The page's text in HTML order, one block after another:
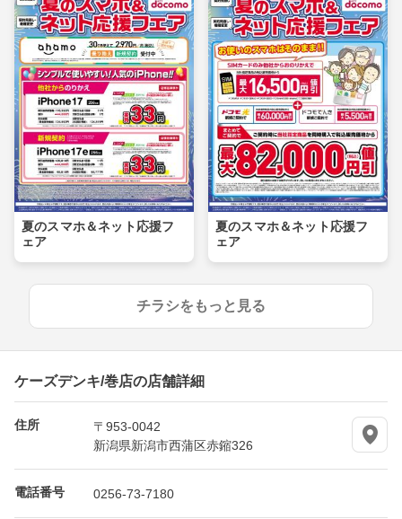
夏のスマホ＆ネット応援フ
ェア
夏のスマホ＆ネット応援フ
ェア
チラシをもっと見る
ケーズデンキ/巻店の店舗詳細
住所
〒953-0042
新潟県新潟市西蒲区赤鏥326
電話番号 0256-73-7180